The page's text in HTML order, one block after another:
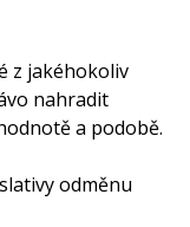
z jakéhokoliv
nahradit
a podobě.
odměnu